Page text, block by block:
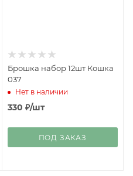
Брошка набор 12шт Кошка
037
Нет в наличии
330 ₽/шт
ПОД ЗАКАЗ